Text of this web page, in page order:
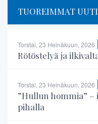
TUOREIMMAT
Torstai, 23 Heinäkuun, 2026
Rötöstelyä ja
Torstai, 23 Heinäkuun, 2026
”Hullun hommia” –
pihalla